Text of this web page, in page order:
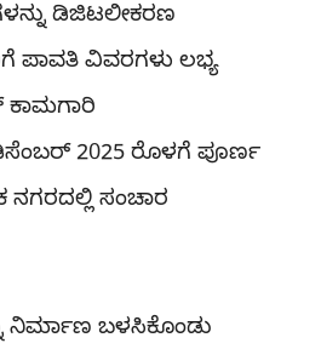
ಡಿಜಿಟಲೀಕರಣ
ಪಾವತಿ ವಿವರಗಳು ಲಭ್ಯ
ಕಾಮಗಾರಿ
2025 ರೊಳಗೆ ಪೂರ್ಣ
ಸಂಚಾರ
ನಿರ್ಮಾಣ ಬಳಸಿಕೊಂಡು